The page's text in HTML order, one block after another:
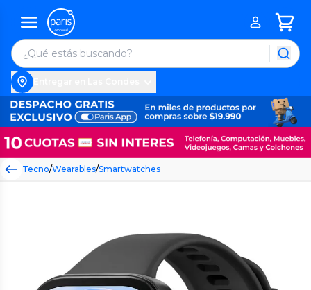
Tecno/Wearables/Smartwatches